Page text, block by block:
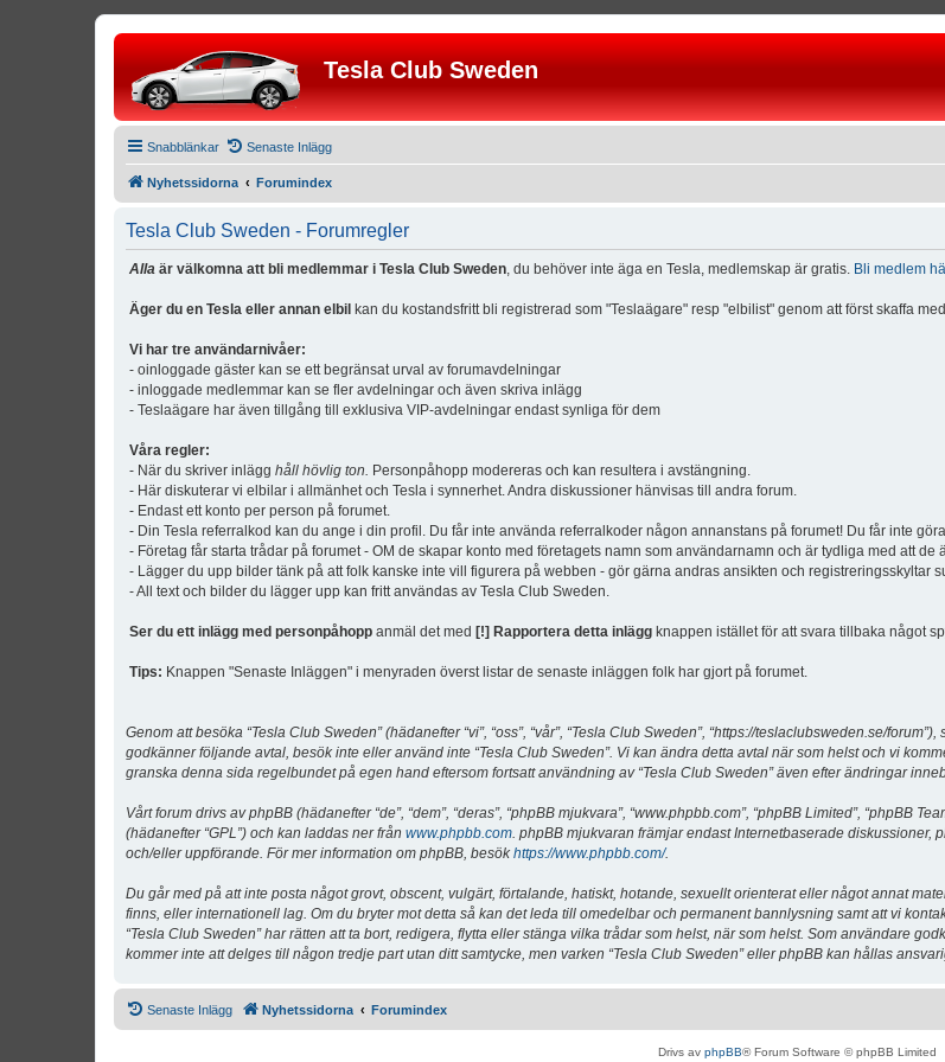
Tesla Club Sweden
Snabblänkar Senaste Inlägg
Nyhetssidorna Forumindex
Tesla Club Sweden - Forumregler
Alla är välkomna att bli medlemmar i Tesla Club Sweden, du behöver inte äga en Tesla, medlemskap är gratis. Bli medlem
Äger du en Tesla eller annan elbil kan du kostandsfritt bli registrerad som "Teslaägare" resp "elbilist" genom att först skaffa
Vi har tre användarnivåer:
- oinloggade gäster kan se ett begränsat urval av forumavdelningar
- inloggade medlemmar kan se fler avdelningar och även skriva inlägg
- Teslaägare har även tillgång till exklusiva VIP-avdelningar endast synliga för dem
Våra regler:
- När du skriver inlägg håll hövlig ton. Personpåhopp modereras och kan resultera i avstängning.
- Här diskuterar vi elbilar i allmänhet och Tesla i synnerhet. Andra diskussioner hänvisas till andra forum.
- Endast ett konto per person på forumet.
- Din Tesla referralkod kan du ange i din profil. Du får inte använda referralkoder någon annanstans på forumet! Du får inte
- Företag får starta trådar på forumet - OM de skapar konto med företagets namn som användarnamn och är tydliga med att de
- Lägger du upp bilder tänk på att folk kanske inte vill figurera på webben - gör gärna andras ansikten och registreringsskyltar
- All text och bilder du lägger upp kan fritt användas av Tesla Club Sweden.
Ser du ett inlägg med personpåhopp anmäl det med [!] Rapportera detta inlägg knappen istället för att svara tillbaka något
Tips: Knappen "Senaste Inläggen" i menyraden överst listar de senaste inläggen folk har gjort på forumet.
Genom att besöka “Tesla Club Sweden” (hädanefter “vi”, “oss”, “vår”, “Tesla Club Sweden”, “https://teslaclubsweden.se/
godkänner följande avtal, besök inte eller använd inte “Tesla Club Sweden”. Vi kan ändra detta avtal när som helst och vi
granska denna sida regelbundet på egen hand eftersom fortsatt användning av “Tesla Club Sweden” även efter ändringar
Vårt forum drivs av phpBB (hädanefter “de”, “dem”, “deras”, “phpBB mjukvara”, “www.phpbb.com”, “phpBB Limited”, “phpBB
(hädanefter “GPL”) och kan laddas ner från www.phpbb.com. phpBB mjukvaran främjar endast Internetbaserade
och/eller uppförande. För mer information om phpBB, besökhttps://www.phpbb.com/.
Du går med på att inte posta något grovt, obscent, vulgärt, förtalande, hatiskt, hotande, sexuellt orienterat eller något annat
finns, eller internationell lag. Om du bryter mot detta så kan det leda till omedelbar och permanent bannlysning samt att vi
“Tesla Club Sweden” har rätten att ta bort, redigera, flytta eller stänga vilka trådar som helst, när som helst. Som användare
kommer inte att delges till någon tredje part utan ditt samtycke, men varken “Tesla Club Sweden” eller phpBB kan hållas
Senaste Inlägg Nyhetssidorna Forumindex
Drivs av phpBB® Forum Software © phpBB Limited